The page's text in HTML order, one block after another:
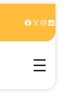
Facebook X Instagram LinkedIn